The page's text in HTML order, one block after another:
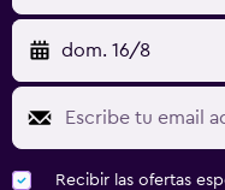
dom. 16/8
Recibir las ofertas